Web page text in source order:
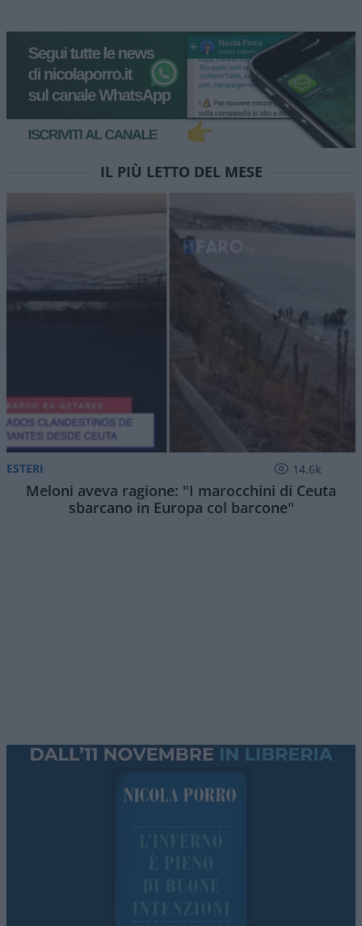
IL PIÙ LETTO DEL MESE
ESTERI 14.6k
Meloni aveva ragione: "I marocchini di Ceuta
sbarcano in Europa col barcone"